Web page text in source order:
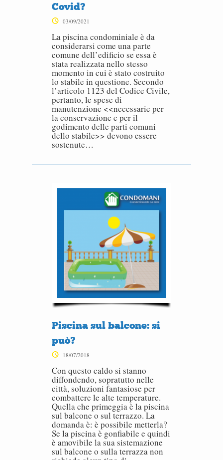
Covid?
03/09/2021
La piscina condominiale è da
considerarsi come una parte
comune dell’edificio se essa è
stata realizzata nello stesso
momento in cui è stato costruito
lo stabile in questione. Secondo
l’articolo 1123 del Codice Civile,
pertanto, le spese di
manutenzione <<necessarie per
la conservazione e per il
godimento delle parti comuni
dello stabile>> devono essere
sostenute…
Piscina sul balcone: si
può?
18/07/2018
Con questo caldo si stanno
diffondendo, sopratutto nelle
città, soluzioni fantasiose per
combattere le alte temperature.
Quella che primeggia è la piscina
sul balcone o sul terrazzo. La
domanda è: è possibile metterla?
Se la piscina è gonfiabile e quindi
è amovibile la sua sistemazione
sul balcone o sulla terrazza non